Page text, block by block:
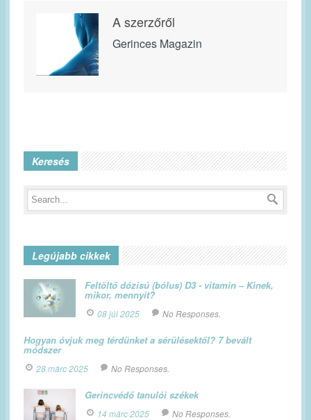
A szerzőről
Gerinces Magazin
Keresés
Legújabb cikkek
Feltöltő dózisú (bólus) D3 - vitamin – Kinek,
mikor, mennyit?
08 júl 2025 No Responses.
Hogyan óvjuk meg térdünket a sérülésektől? 7 bevált
módszer
28 márc 2025 No Responses.
Gerincvédő tanulói székek
14 márc 2025 No Responses.